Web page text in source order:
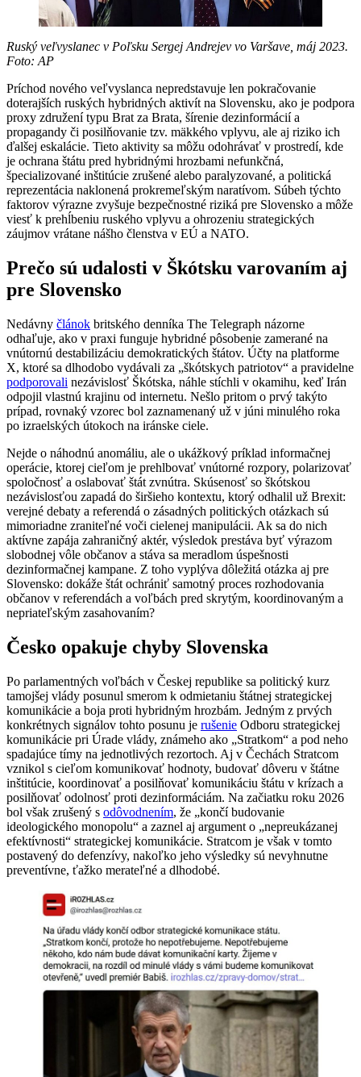
Ruský veľvyslanec v Poľsku Sergej Andrejev vo Varšave, máj 2023.
Foto: AP
Príchod nového veľvyslanca nepredstavuje len pokračovanie
doterajších ruských hybridných aktivít na Slovensku, ako je podpora
proxy združení typu Brat za Brata, šírenie dezinformácií a
propagandy či posilňovanie tzv. mäkkého vplyvu, ale aj riziko ich
ďalšej eskalácie. Tieto aktivity sa môžu odohrávať v prostredí, kde
je ochrana štátu pred hybridnými hrozbami nefunkčná,
špecializované inštitúcie zrušené alebo paralyzované, a politická
reprezentácia naklonená prokremeľským naratívom. Súbeh týchto
faktorov výrazne zvyšuje bezpečnostné riziká pre Slovensko a môže
viesť k prehĺbeniu ruského vplyvu a ohrozeniu strategických
záujmov vrátane nášho členstva v EÚ a NATO.
Prečo sú udalosti v Škótsku varovaním aj
pre Slovensko
Nedávny článok britského denníka The Telegraph názorne
odhaľuje, ako v praxi funguje hybridné pôsobenie zamerané na
vnútornú destabilizáciu demokratických štátov. Účty na platforme
X, ktoré sa dlhodobo vydávali za „škótskych patriotov“ a pravidelne
podporovali nezávislosť Škótska, náhle stíchli v okamihu, keď Irán
odpojil vlastnú krajinu od internetu. Nešlo pritom o prvý takýto
prípad, rovnaký vzorec bol zaznamenaný už v júni minulého roka
po izraelských útokoch na iránske ciele.
Nejde o náhodnú anomáliu, ale o ukážkový príklad informačnej
operácie, ktorej cieľom je prehlbovať vnútorné rozpory, polarizovať
spoločnosť a oslabovať štát zvnútra. Skúsenosť so škótskou
nezávislosťou zapadá do širšieho kontextu, ktorý odhalil už Brexit:
verejné debaty a referendá o zásadných politických otázkach sú
mimoriadne zraniteľné voči cielenej manipulácii. Ak sa do nich
aktívne zapája zahraničný aktér, výsledok prestáva byť výrazom
slobodnej vôle občanov a stáva sa meradlom úspešnosti
dezinformačnej kampane. Z toho vyplýva dôležitá otázka aj pre
Slovensko: dokáže štát ochrániť samotný proces rozhodovania
občanov v referendách a voľbách pred skrytým, koordinovaným a
nepriateľským zasahovaním?
Česko opakuje chyby Slovenska
Po parlamentných voľbách v Českej republike sa politický kurz
tamojšej vlády posunul smerom k odmietaniu štátnej strategickej
komunikácie a boja proti hybridným hrozbám. Jedným z prvých
konkrétnych signálov tohto posunu je rušenie Odboru strategickej
komunikácie pri Úrade vlády, známeho ako „Stratkom“ a pod neho
spadajúce tímy na jednotlivých rezortoch. Aj v Čechách Stratcom
vznikol s cieľom komunikovať hodnoty, budovať dôveru v štátne
inštitúcie, koordinovať a posilňovať komunikáciu štátu v krízach a
posilňovať odolnosť proti dezinformáciám. Na začiatku roku 2026
bol však zrušený s odôvodnením, že „končí budovanie
ideologického monopolu“ a zaznel aj argument o „nepreukázanej
efektívnosti“ strategickej komunikácie. Stratcom je však v tomto
postavený do defenzívy, nakoľko jeho výsledky sú nevyhnutne
preventívne, ťažko merateľné a dlhodobé.